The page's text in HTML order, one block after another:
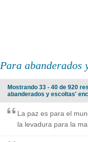
Para abanderados
Mostrando 33 - 40 de 920
abanderados y escoltas'
La paz es para el
la levadura para la